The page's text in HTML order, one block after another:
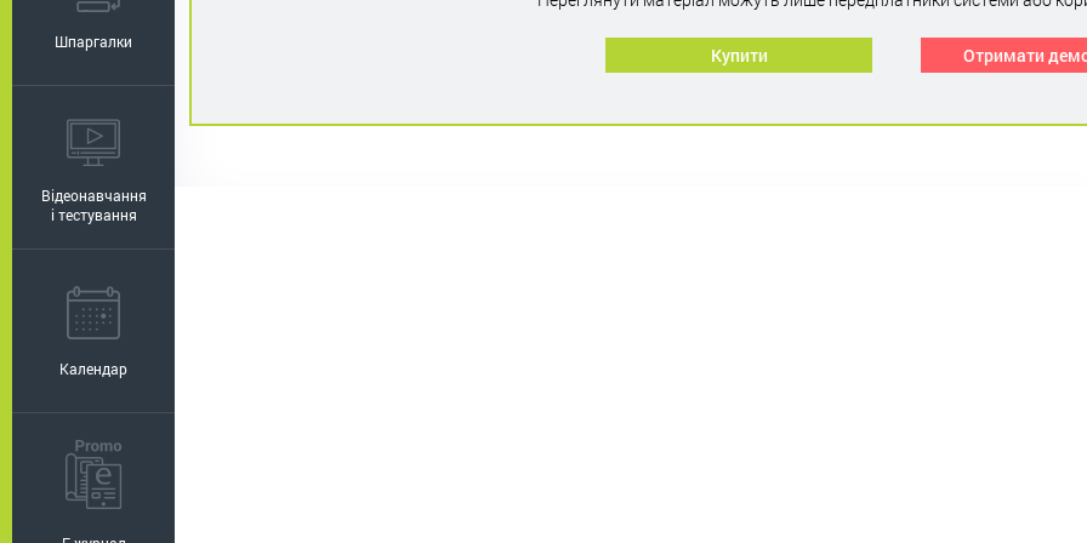
Шпаргалки
Відеонавчання
і тестування
Календар
Купити Отримати